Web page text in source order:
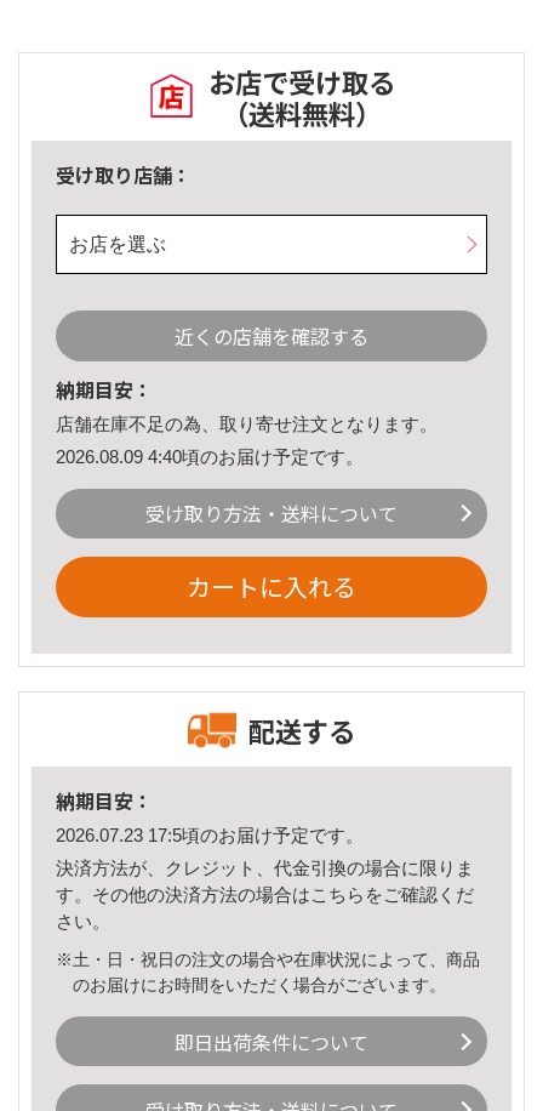
お店で受け取る
（送料無料）
受け取り店舗：
お店を選ぶ
近くの店舗を確認する
納期目安：
店舗在庫不足の為、取り寄せ注文となります。
2026.08.09 4:40頃のお届け予定です。
受け取り方法・送料について
カートに入れる
配送する
納期目安：
2026.07.23 17:5頃のお届け予定です。
決済方法が、クレジット、代金引換の場合に限りま
す。その他の決済方法の場合はこちら をご確認くだ
さい。
※土・日・祝日の注文の場合や在庫状況によって、商品
のお届けにお時間をいただく場合がございます。
即日出荷条件について